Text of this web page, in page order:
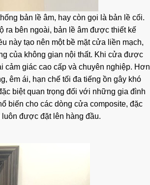
bản lề âm, hay còn gọi là bản lề cối.
ra bên ngoài, bản lề âm được thiết kế
này tạo nên một bề mặt cửa liền mạch,
của không gian nội thất. Khi cửa được
cảm giác cao cấp và chuyên nghiệp. Hơn
êm ái, hạn chế tối đa tiếng ồn gây khó
biệt quan trọng đối với những gia đình
biến cho các dòng cửa composite, đặc
được đặt lên hàng đầu.